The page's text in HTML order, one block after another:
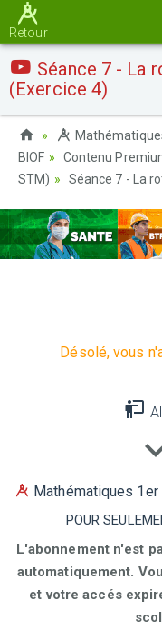
Retour
Séance 7 - La
(Exercice 4)
BIOF
Contenu
STM)
Séance 7 - La
Désolé, vous
Mathématiques
POUR
L'abonnement n'est
automatiquement.
et votre accés